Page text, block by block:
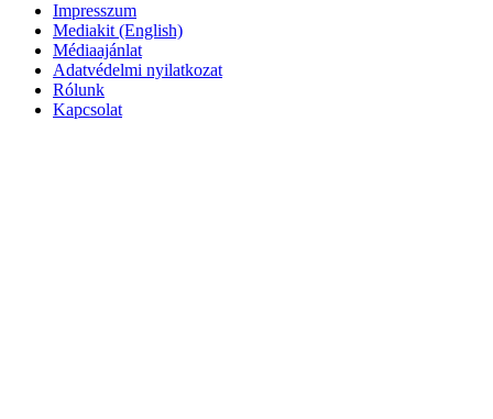
Impresszum
Mediakit (English)
Médiaajánlat
Adatvédelmi nyilatkozat
Rólunk
Kapcsolat